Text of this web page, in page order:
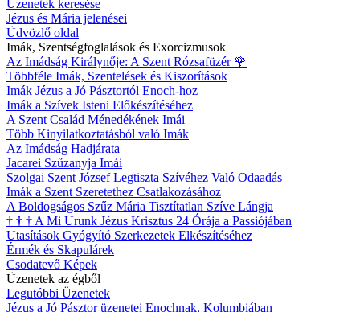
Üzenetek keresése
Jézus és Mária jelenései
Üdvözlő oldal
Imák, Szentségfoglalások és Exorcizmusok
Az Imádság Királynője: A Szent Rózsafüzér 🌹
Többféle Imák, Szentelések és Kiszorítások
Imák Jézus a Jó Pásztortól Enoch-hoz
Imák a Szívek Isteni Előkészítéséhez
A Szent Család Ménedékének Imái
Több Kinyilatkoztatásból való Imák
Az Imádság Hadjárata
Jacarei Szűzanyja Imái
Szolgai Szent József Legtiszta Szívéhez Való Odaadás
Imák a Szent Szeretethez Csatlakozásához
A Boldogságos Szűz Mária Tisztítatlan Szíve Lángja
† † † A Mi Urunk Jézus Krisztus 24 Órája a Passiójában
Utasítások Gyógyító Szerkezetek Elkészítéséhez
Érmék és Skapulárek
Csodatevő Képek
Üzenetek az égből
Legutóbbi Üzenetek
Jézus a Jó Pásztor üzenetei Enochnak, Kolumbiában